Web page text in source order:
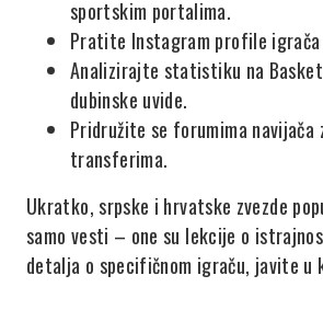
sportskim portalima.
Pratite Instagram profile igrača
Analizirajte statistiku na
dubinske uvide.
Pridružite se forumima navijača
transferima.
Ukratko, srpske i hrvatske zvezde
samo vesti – one su lekcije o
detalja o specifičnom igraču, javite u